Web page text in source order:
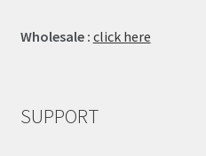
Wholesale : click here
SUPPORT